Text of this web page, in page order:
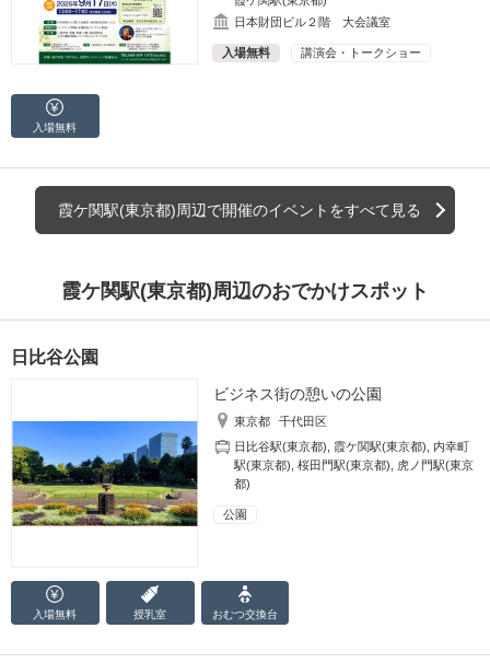
日本財団ビル２階 大会議室
入場無料 講演会・トークショー
入場無料
霞ケ関駅(東京都)周辺で開催のイベントをすべて見る
霞ケ関駅(東京都)周辺のおでかけスポット
日比谷公園
ビジネス街の憩いの公園
東京都
千代田区
日比谷駅(東京都)
霞ケ関駅(東京都)
内幸町
駅(東京都) ,桜田門駅(東京都)
虎ノ門駅(東京
都)
公園
入場無料 授乳室 おむつ交換台